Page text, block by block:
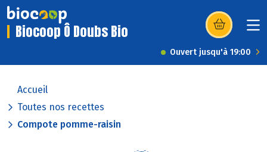
Biocoop Ô Doubs Bio (s’ouvre dans
Ouvert jusqu'à 19:00
Accueil
Toutes nos recettes
Compote pomme-raisin